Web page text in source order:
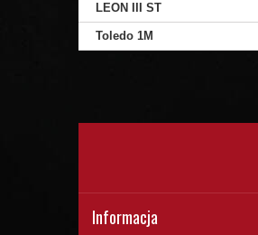
LEON III ST
Toledo 1M
Informacja